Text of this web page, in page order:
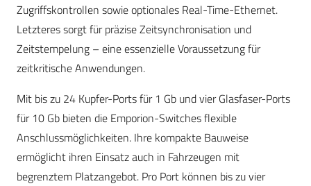
Zugriffskontrollen sowie optionales Real-Time-Ethernet.
Letzteres sorgt für präzise Zeitsynchronisation und
Zeitstempelung – eine essenzielle Voraussetzung für
zeitkritische Anwendungen.
Mit bis zu 24 Kupfer-Ports für 1 Gb und vier Glasfaser-Ports
für 10 Gb bieten die Emporion-Switches flexible
Anschlussmöglichkeiten. Ihre kompakte Bauweise
ermöglicht ihren Einsatz auch in Fahrzeugen mit
begrenztem Platzangebot. Pro Port können bis zu vier